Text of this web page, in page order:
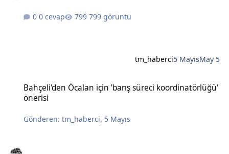
0 cevap 799 görüntü
tm_haberci5 MayısMay 5
Bahçeli'den Öcalan için 'barış süreci koordinatörlüğü'
önerisi
Gönderen:tm_haberci, 5 Mayıs